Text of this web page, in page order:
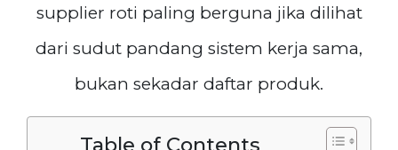
supplier roti paling berguna jika dilihat
dari sudut pandang sistem kerja sama,
bukan sekadar daftar produk.
Table of Contents